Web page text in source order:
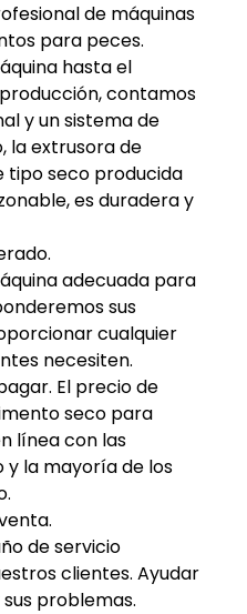
de máquinas
para peces.
hasta el
contamos
y un sistema de
la extrusora de
tipo seco producida
es duradera y
adecuada para
sus
cualquier
necesiten.
El precio de
seco para
línea con las
y la mayoría de los
de servicio
clientes. Ayudar
problemas.